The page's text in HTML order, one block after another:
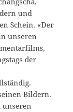
und
Schein. «Der
unseren
der
Bildern.
unseren